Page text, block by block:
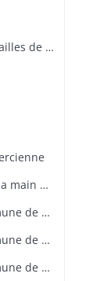
Vieil-Armand : monument commémoratif des batailles de la 1ère guerre mondiale
Bebenhausen (Allemagne) : monastère (dessin à la main de 1683)
Blotzheim : plan et arpentage du ban de la commune de Blotzheim (plan dressé sur ordre de l'intendant vers 1765)
Blotzheim : plan et arpentage du ban de la commune de Blotzheim (plan dressé sur ordre de l'intendant vers 1765)
Blotzheim : plan et arpentage du ban de la commune de Blotzheim (plan dressé sur ordre de l'intendant vers 1765)